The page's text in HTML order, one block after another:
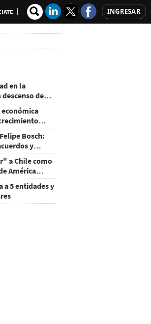
INGRESAR
en la
de
Fuego
Bosch:
y
a Chile como
América
a 5 entidades y